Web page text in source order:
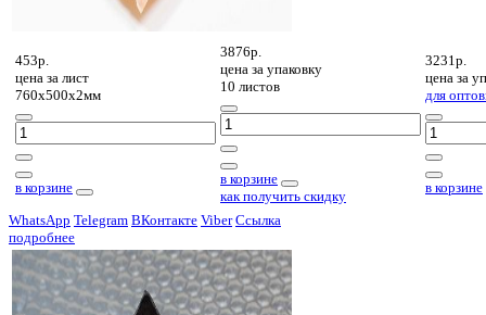
453р.
цена за лист
760х500х2мм
в корзине
3876р.
цена за упаковку
10 листов
в корзине
как получить скидку
3231р.
цена за
для
в корзине
WhatsApp Telegram ВКонтакте Viber Ссылка
подробнее